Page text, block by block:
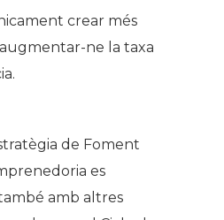
crear més
ne la taxa
de Foment
es
amb altres